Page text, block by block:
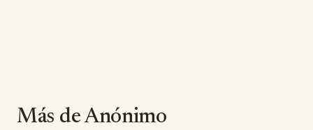
Más de Anónimo